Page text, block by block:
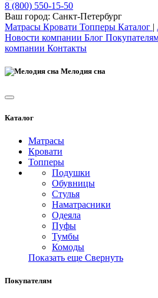
8 (800) 550-15-50
Ваш город: Санкт-Петербург
Матрасы Кровати Топперы Каталог |
Новости компании Блог
компании Контакты
Мелодия сна
Каталог
Матрасы
Кровати
Топперы
Подушки
Обувницы
Стулья
Наматрасники
Одеяла
Пуфы
Тумбы
Комоды
Показать еще Свернуть
Покупателям